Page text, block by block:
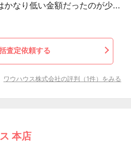
かなり低い金額だったのが少...
査定依頼する
ワウハウス株式会社の評判（1件）をみる
本店